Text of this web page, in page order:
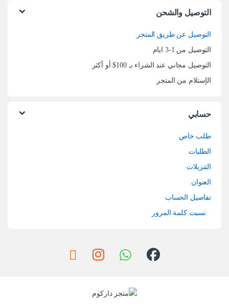
التوصيل والشحن
التوصيل عن طريق المتجر
التوصيل من 1-3 ايام
التوصيل مجاني عند الشراء بـ 100$ أو أكثر
الإستلام من المتجر
حسابي
طلب خاص
الطلبات
التنزيلات
العنوان
تفاصيل الحساب
نسيت كلمة المرور